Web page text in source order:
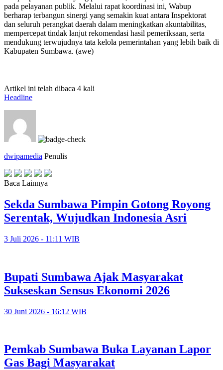
pada pelayanan publik. Melalui rapat koordinasi ini, Wabup
berharap terbangun sinergi yang semakin kuat antara Inspektorat
dan seluruh perangkat daerah dalam meningkatkan akuntabilitas,
mempercepat tindak lanjut rekomendasi hasil pemeriksaan, serta
mendukung terwujudnya tata kelola pemerintahan yang lebih baik di
Kabupaten Sumbawa. (awe)
Artikel ini telah dibaca 4 kali
Headline
dwipamedia Penulis
Baca Lainnya
Sekda Sumbawa Pimpin Gotong Royong
Serentak, Wujudkan Indonesia Asri
3 Juli 2026 - 11:11 WIB
Bupati Sumbawa Ajak Masyarakat
Sukseskan Sensus Ekonomi 2026
30 Juni 2026 - 16:12 WIB
Pemkab Sumbawa Buka Layanan Lapor
Gas Bagi Masyarakat